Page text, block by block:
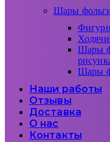
Шары
Шары
Шары
Наши работы
Отзывы
Доставка
О нас
Контакты